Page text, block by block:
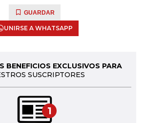
GUARDAR
UNIRSE A WHATSAPP
BENEFICIOS EXCLUSIVOS PARA
SUSCRIPTORES
1